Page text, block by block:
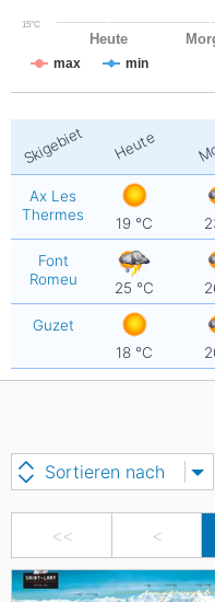
Skigebiet Heute
Ax Les
Thermes
19 °C
Font
Romeu
25 °C
Guzet
18 °C
max min
15°C
Heute
<< <
Sortieren nach